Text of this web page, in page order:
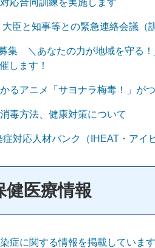
臣と知事等との緊急連絡会議（
募集 ＼あなたの力が地域を守る
します！
るアニメ「サヨナラ梅毒！」が
毒方法、健康対策について
対応人材バンク（IHEAT・アイ
健医療情報
症に関する情報を掲載しています